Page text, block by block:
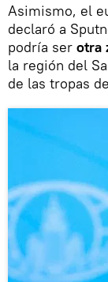
Asimismo, el
declaró a
podría ser otra
la región del
de las tropas